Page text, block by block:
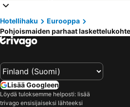
Hotellit – Santorini Saari
Hotellit – Espanja
Hotellit – Kos Saari
Hotellit – Ylläs
Hotellit – Kroatia
Hotellihaku
Eurooppa
Pohjoismaiden parhaat
Lisää Googleen
Löydä tuloksemme helposti: lisää
trivago ensisijaiseksi lähteeksi